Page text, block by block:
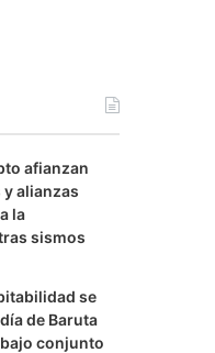
a
mafianzan
alianzas
la
sismos
se
de Baruta
conjunto